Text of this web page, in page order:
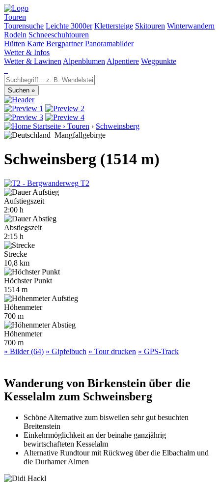
Touren
Tourensuche Leichte 3000er Klettersteige Skitouren Winterwandern
Rodeln Schneeschuhtouren
Hütten Karte Bergpartner Panoramabilder
Wetter & Infos
Wetter & Lawinen Alpenblumen Alpentiere Wegpunkte
Startseite › Touren › Schweinsberg
Mangfallgebirge
Schweinsberg (1514 m)
T2
Aufstiegszeit
2:00 h
Abstiegszeit
2:15 h
Strecke
10,8 km
Höchster Punkt
1514 m
Höhenmeter
700 m
Höhenmeter
700 m
» Bilder (64) » Gipfelbuch » Tour drucken » GPS-Track
Wanderung von Birkenstein über die
Kesselalm zum Schweinsberg
Schöne Alternative zum bisweilen sehr gut besuchten
Breitenstein
Einkehrmöglichkeit an der beinahe ganzjährig
bewirtschafteten Kesselalm
Alternative Rundtour mit Rückweg über die Elbachalm und
die Durhamer Almen